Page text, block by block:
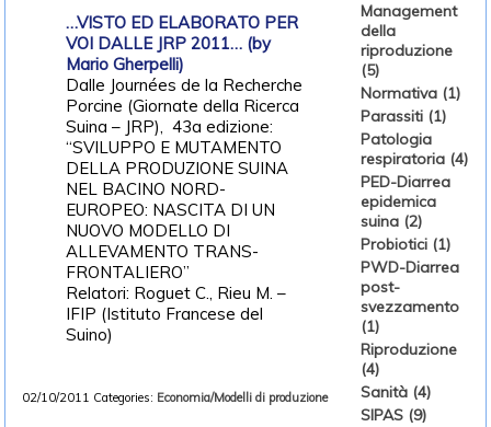
…VISTO ED ELABORATO PER
VOI DALLE JRP 2011… (by
Mario Gherpelli)
Dalle Journées de la Recherche
Porcine (Giornate della Ricerca
Suina – JRP), 43a edizione:
“SVILUPPO E MUTAMENTO
DELLA PRODUZIONE SUINA
NEL BACINO NORD-
EUROPEO: NASCITA DI UN
NUOVO MODELLO DI
ALLEVAMENTO TRANS-
FRONTALIERO”
Relatori: Roguet C., Rieu M. –
IFIP (Istituto Francese del
Suino)
02/10/2011 Categories: Economia/Modelli di produzione
Management
della
riproduzione
(5)
Normativa (1)
Parassiti (1)
Patologia
respiratoria (4)
PED-Diarrea
epidemica
suina (2)
Probiotici (1)
PWD-Diarrea
post-
svezzamento
(1)
Riproduzione
(4)
Sanità (4)
SIPAS (9)